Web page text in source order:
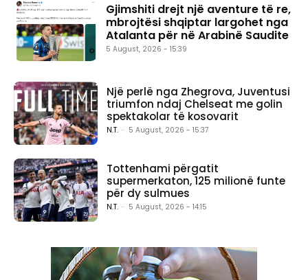
Gjimshiti drejt një aventure të re,
mbrojtësi shqiptar largohet nga
Atalanta për në Arabinë Saudite
5 August, 2026 - 15:39
Një perlë nga Zhegrova, Juventusi
triumfon ndaj Chelseat me golin
spektakolar të kosovarit
N.T. - 5 August, 2026 - 15:37
Tottenhami përgatit
supermerkaton, 125 milionë funte
për dy sulmues
N.T. - 5 August, 2026 - 14:15